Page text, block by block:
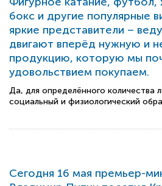
бокс и другие популярные
яркие представители –
двигают вперёд нужную и
продукцию, которую мы
удовольствием покупаем.
Да, для определённого
социальный и физиологический
Сегодня 16 мая премьер-